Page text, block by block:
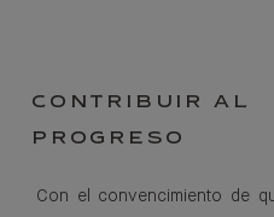
CONTRIBUIR AL
PROGRESO
Con el convencimiento de